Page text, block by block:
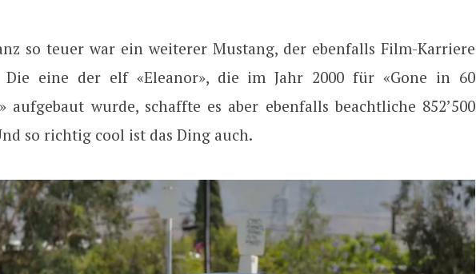
so teuer war ein weiterer Mustang, der ebenfalls Film-Karriere
Die eine der elf «Eleanor», die im Jahr 2000 für «Gone in 60
aufgebaut wurde, schaffte es aber ebenfalls beachtliche 852’500
so richtig cool ist das Ding auch.